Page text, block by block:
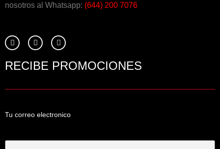
nosotros al Whatsapp: (644) 200 7076
RECIBE PROMOCIONES
Tu correo electronico